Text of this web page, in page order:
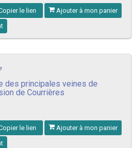
le lien Ajouter à mon panier
des principales veines de
de Courrières
le lien Ajouter à mon panier